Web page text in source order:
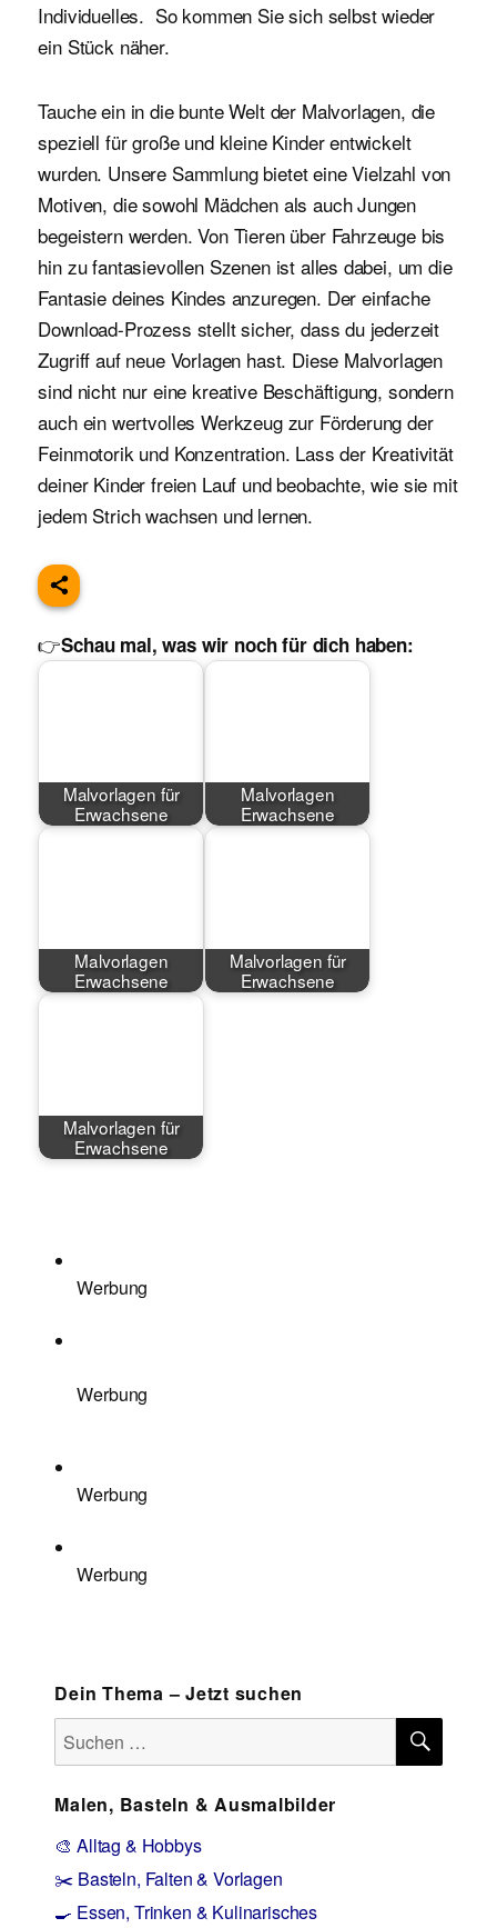
Individuelles. So kommen Sie sich selbst wieder
ein Stück näher.
Tauche ein in die bunte Welt der Malvorlagen, die
speziell für große und kleine Kinder entwickelt
wurden. Unsere Sammlung bietet eine Vielzahl von
Motiven, die sowohl Mädchen als auch Jungen
begeistern werden. Von Tieren über Fahrzeuge bis
hin zu fantasievollen Szenen ist alles dabei, um die
Fantasie deines Kindes anzuregen. Der einfache
Download-Prozess stellt sicher, dass du jederzeit
Zugriff auf neue Vorlagen hast. Diese Malvorlagen
sind nicht nur eine kreative Beschäftigung, sondern
auch ein wertvolles Werkzeug zur Förderung der
Feinmotorik und Konzentration. Lass der Kreativität
deiner Kinder freien Lauf und beobachte, wie sie mit
jedem Strich wachsen und lernen.
👉Schau mal, was wir noch für dich haben:
Malvorlagen für
Erwachsene
Malvorlagen
Erwachsene
Malvorlagen
Erwachsene
Malvorlagen für
Erwachsene
Malvorlagen für
Erwachsene
Werbung
Werbung
Werbung
Werbung
Dein Thema – Jetzt suchen
Suchen
nach:
Malen, Basteln & Ausmalbilder
🎨 Alltag & Hobbys
✂️ Basteln, Falten & Vorlagen
🍳 Essen, Trinken & Kulinarisches